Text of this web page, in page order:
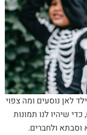
לאן נוסעים ומה צפוי
שיהיו לנו תמונות
וסבתא ולחברים.